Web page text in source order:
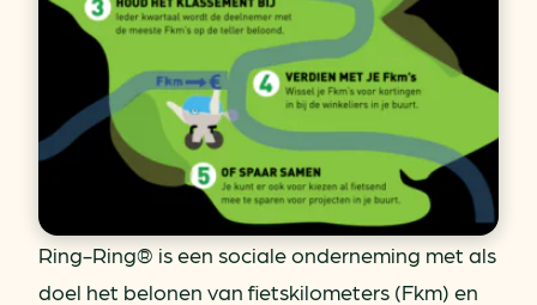
Ring-Ring® is een sociale onderneming met als
doel het belonen van fietskilometers (Fkm) en